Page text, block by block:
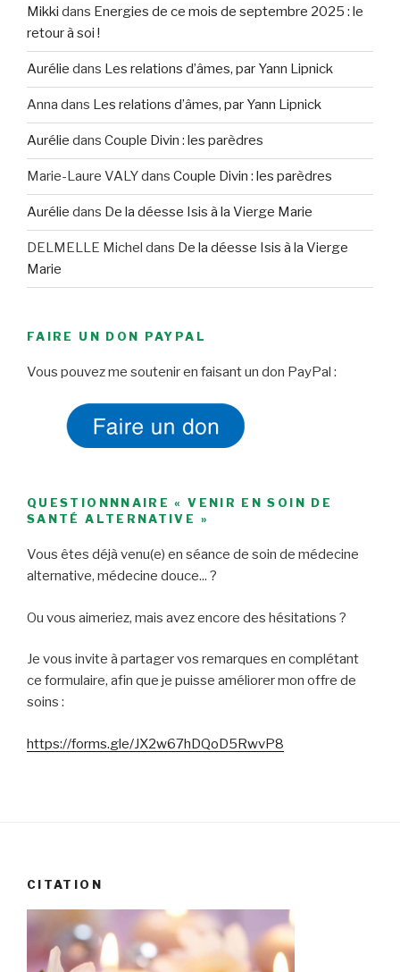
Mikki dans Energies de ce mois de septembre 2025 : le
retour à soi !
Aurélie dans Les relations d’âmes, par Yann Lipnick
Anna dans Les relations d’âmes, par Yann Lipnick
Aurélie dans Couple Divin : les parèdres
Marie-Laure VALYdans Couple Divin : les parèdres
Aurélie dans De la déesse Isis à la Vierge Marie
DELMELLE Michel dans De la déesse Isis à la Vierge
Marie
FAIRE UN DON PAYPAL
Vous pouvez me soutenir en faisant un don PayPal :
QUESTIONNNAIRE « VENIR EN SOIN DE
SANTÉ ALTERNATIVE »
Vous êtes déjà venu(e) en séance de soin de médecine
alternative, médecine douce... ?
Ou vous aimeriez, mais avez encore des hésitations ?
Je vous invite à partager vos remarques en complétant
ce formulaire, afin que je puisse améliorer mon offre de
soins :
https://forms.gle/JX2w67hDQoD5RwvP8
CITATION